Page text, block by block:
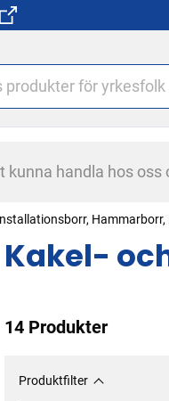
kunna handla hos oss
Hammarborr,
Kakel-
14 Produkter
Produktfilter